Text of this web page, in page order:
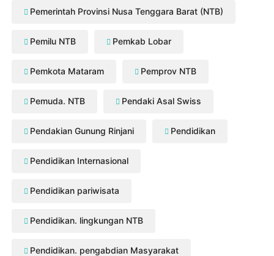
Pemerintah Provinsi Nusa Tenggara Barat (NTB)
Pemilu NTB Pemkab Lobar
Pemkota Mataram Pemprov NTB
Pemuda. NTB Pendaki Asal Swiss
Pendakian Gunung Rinjani Pendidikan
Pendidikan Internasional
Pendidikan pariwisata
Pendidikan. lingkungan NTB
Pendidikan. pengabdian Masyarakat